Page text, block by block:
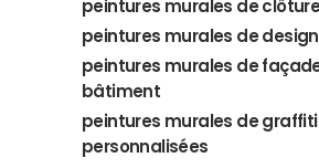
peintures murales de clôture
peintures murales de
peintures murales de
bâtiment
peintures murales de
personnalisées